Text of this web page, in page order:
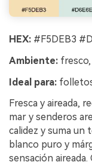
HEX: #F5DEB3
Ambiente: fresco,
Ideal para:
Fresca y aireada,
mar y senderos
calidez y suma un
blanco puro y
sensación